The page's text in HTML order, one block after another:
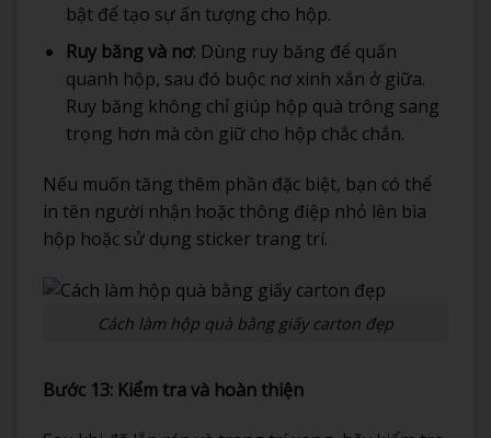
bật để tạo sự ấn tượng cho hộp.
Ruy băng và nơ: Dùng ruy băng để quấn
quanh hộp, sau đó buộc nơ xinh xắn ở giữa.
Ruy băng không chỉ giúp hộp quà trông sang
trọng hơn mà còn giữ cho hộp chắc chắn.
Nếu muốn tăng thêm phần đặc biệt, bạn có thể
in tên người nhận hoặc thông điệp nhỏ lên bìa
hộp hoặc sử dụng sticker trang trí.
Cách làm hộp quà bằng giấy carton đẹp
Bước 13: Kiểm tra và hoàn thiện